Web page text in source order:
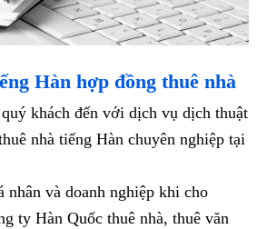
Hàn hợp đồng thuê nhà
khách đến với dịch vụ dịch thuật
nhà tiếng Hàn chuyên nghiệp tại
nhân và doanh nghiệp khi cho
ty Hàn Quốc thuê nhà, thuê văn